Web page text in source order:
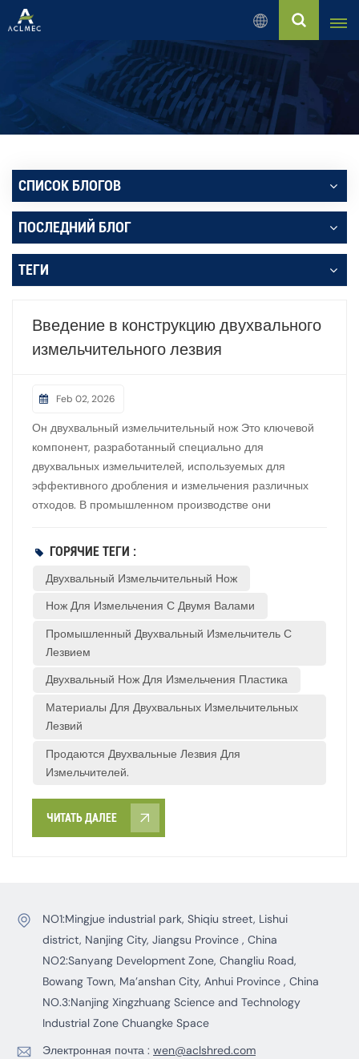
Русский
English
Русский
Español
بالعربية
Français
Português
СПИСОК БЛОГОВ
ПОСЛЕДНИЙ БЛОГ
ТЕГИ
Введение в конструкцию двухвального
измельчительного лезвия
Feb 02, 2026
Он двухвальный измельчительный нож Это ключевой
компонент, разработанный специально для
двухвальных измельчителей, используемых для
эффективного дробления и измельчения различных
отходов. В промышленном производстве они
измельчителей, особенно подходящих для
материалов, как пластик, резина, древесина и
металл.Лезвия двухвального измельчителя обычно
на двух параллельных валах и вращаются в
противоположных направлениях, образуя шахматную,
взаимосвязанную структуру среза. Лезвия снабжены
лезвиями, что определяет размер частиц
ГОРЯЧИЕ ТЕГИ :
Двухвальный Измельчительный Нож
Нож Для Измельчения С Двумя Валами
Промышленный Двухвальный Измельчитель С
Лезвием
Двухвальный Нож Для Измельчения Пластика
Материалы Для Двухвальных Измельчительных
Лезвий
Продаются Двухвальные Лезвия Для
Измельчителей.
ЧИТАТЬ ДАЛЕЕ
NO1:Mingjue industrial park, Shiqiu street, Lishui
district, Nanjing City, Jiangsu Province , China
NO2:Sanyang Development Zone, Changliu Road,
Bowang Town, Ma’anshan City, Anhui Province , China
NO.3:Nanjing Xingzhuang Science and Technology
Industrial Zone Chuangke Space
Электронная почта : wen@aclshred.com